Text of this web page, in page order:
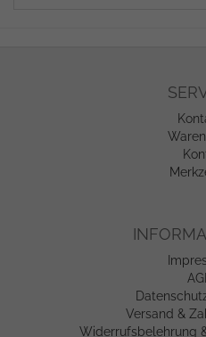
Versand &
Widerrufsbelehrung